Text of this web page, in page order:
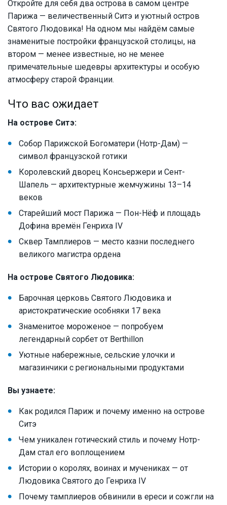
Откройте для себя два острова в самом центре
Парижа — величественный Ситэ и уютный остров
Святого Людовика! На одном мы найдём самые
знаменитые постройки французской столицы, на
втором — менее известные, но не менее
примечательные шедевры архитектуры и особую
атмосферу старой Франции.
Что вас ожидает
На острове Ситэ:
Собор Парижской Богоматери (Нотр-Дам) —
символ французской готики
Королевский дворец Консьержери и Сент-
Шапель — архитектурные жемчужины 13–14
веков
Старейший мост Парижа — Пон-Нёф и площадь
Дофина времён Генриха IV
Сквер Тамплиеров — место казни последнего
великого магистра ордена
На острове Святого Людовика:
Барочная церковь Святого Людовика и
аристократические особняки 17 века
Знаменитое мороженое — попробуем
легендарный сорбет от Berthillon
Уютные набережные, сельские улочки и
магазинчики с региональными продуктами
Вы узнаете:
Как родился Париж и почему именно на острове
Ситэ
Чем уникален готический стиль и почему Нотр-
Дам стал его воплощением
Истории о королях, воинах и мучениках — от
Людовика Святого до Генриха IV
Почему тамплиеров обвинили в ереси и сожгли на